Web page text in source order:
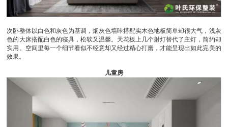
次卧整体以白色和灰色为基调，烟灰色墙咔搭配实木色地板简单却很大气，浅灰
色的大床搭配白色的寝具，松软又温馨。天花板上几个射灯替代了主灯，简约却
实用。空间里每一个细节看似不经意却又经过精心打磨，才能呈现出如此完美的
效果。
儿童房